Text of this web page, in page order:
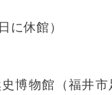
に休館）
博物館（福井市